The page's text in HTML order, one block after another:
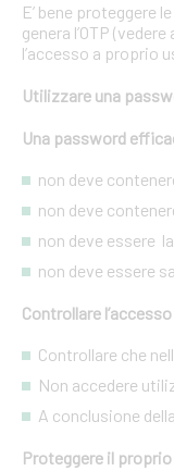
E’ bene proteggere
genera l’OTP
l’accesso a proprio
Utilizzare una
Una password
non deve
non deve
non deve essere
non deve essere
Controllare
Controllare che
Non accedere
A conclusione
Proteggere il